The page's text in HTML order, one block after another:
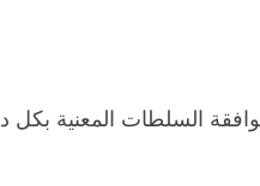
السلطات المعنية بكل